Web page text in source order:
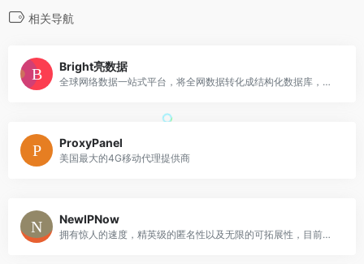
相关导航
Bright亮数据
全球网络数据一站式平台，将全网数据转化成结构化数据库，商用代理网络和低代码数据采集软件双引擎驱动。
ProxyPanel
美国最大的4G移动代理提供商
NewIPNow
拥有惊人的速度，精英级的匿名性以及无限的可拓展性，目前拥有9900位用户与1700个服务器，提供HTTP协议代理。